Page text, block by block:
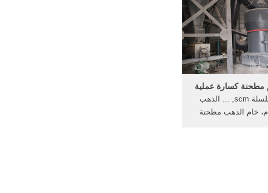
مطحنة كسارة عملية
مطحنة سلسلة scm, ... الذهب
خام الذهب مطحنة